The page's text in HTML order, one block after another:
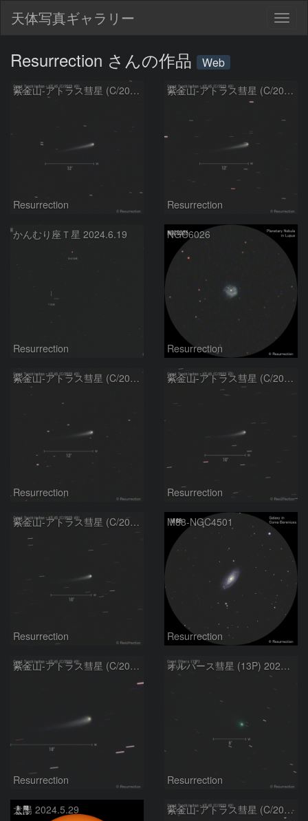
天体写真ギャラリー
Resurrection さんの作品 Web
紫金山-アトラス彗星 (C/2023 A3) 2024.6.29
Resurrection
紫金山-アトラス彗星 (C/2023 A3) 2024.6.19
Resurrection
かんむり座Ｔ星 2024.6.19
Resurrection
NGC6026
Resurrection
紫金山-アトラス彗星 (C/2023 A3) 2024.6.12
Resurrection
紫金山-アトラス彗星 (C/2023 A3) 2024.6.7
Resurrection
紫金山-アトラス彗星 (C/2023 A3) 2024.6.5
Resurrection
M88-NGC4501
Resurrection
紫金山-アトラス彗星 (C/2023 A3) 2024.5.29
Resurrection
オルバース彗星 (13P) 2024.5.29
Resurrection
太陽 2024.5.29 紫金山-アトラス彗星 (C/2023 A3) 2024.5.25